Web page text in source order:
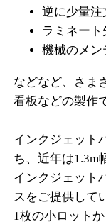
逆に少量注
ラミネー
機械のメン
などなど、さま
看板などの製作
インクジェット
ち、近年は1.3m
インクジェット
スをご提供して
1枚の小ロット